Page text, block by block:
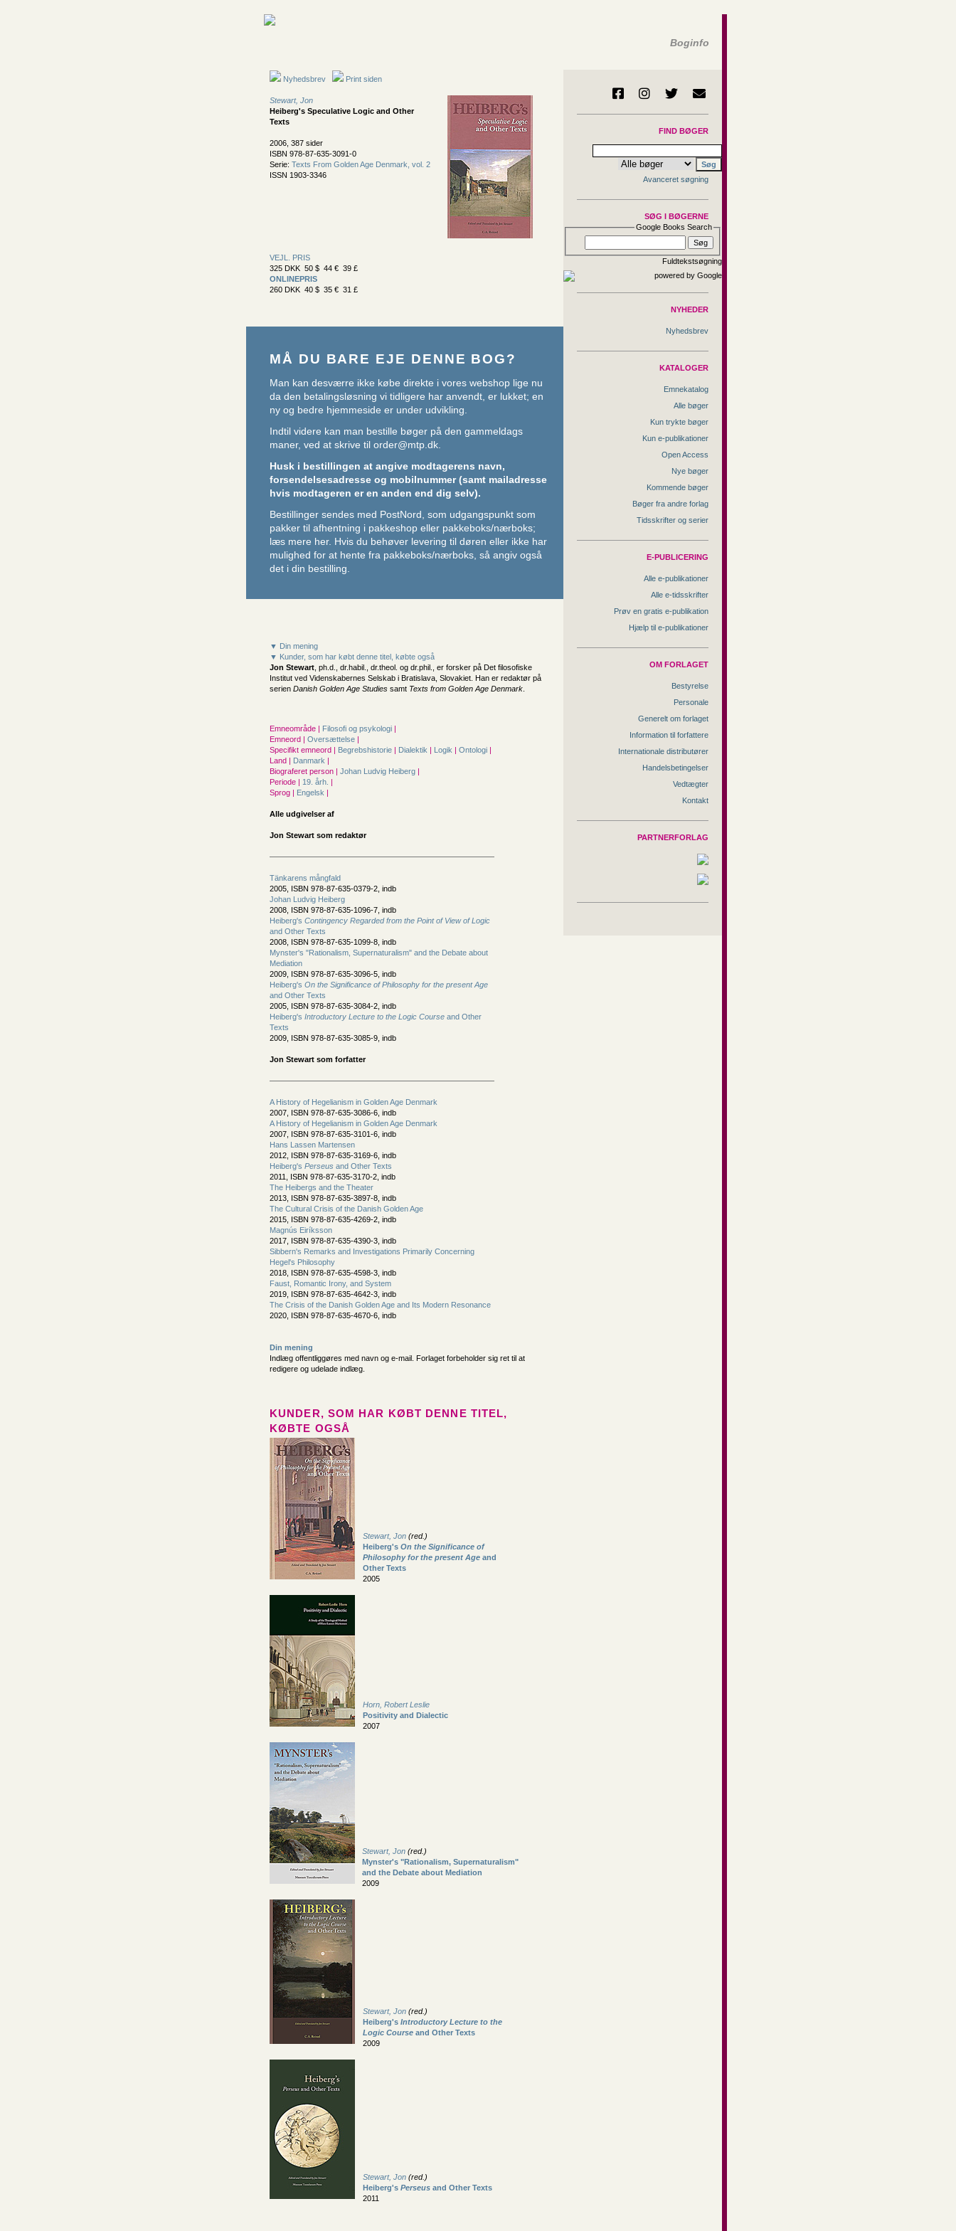
Boginfo
Nyhedsbrev Print siden
Stewart, Jon
Heiberg's Speculative Logic and Other
Texts
2006, 387 sider
ISBN 978-87-635-3091-0
Serie: Texts From Golden Age Denmark, vol. 2
ISSN 1903-3346
VEJL. PRIS
325 DKK 50 $ 44 € 39 £
ONLINEPRIS
260 DKK 40 $ 35 € 31 £
MÅ DU BARE EJE DENNE BOG?
Man kan desværre ikke købe direkte i vores webshop lige nu
da den betalingsløsning vi tidligere har anvendt, er lukket; en
ny og bedre hjemmeside er under udvikling.
Indtil videre kan man bestille bøger på den gammeldags
maner, ved at skrive til order@mtp.dk.
Husk i bestillingen at angive modtagerens navn,
forsendelsesadresse og mobilnummer (samt mailadresse
hvis modtageren er en anden end dig selv).
Bestillinger sendes med PostNord, som udgangspunkt som
pakker til afhentning i pakkeshop eller pakkeboks/nærboks;
læs mere her. Hvis du behøver levering til døren eller ikke har
mulighed for at hente fra pakkeboks/nærboks, så angiv også
det i din bestilling.
▼ Din mening
▼ Kunder, som har købt denne titel, købte også
Jon Stewart , ph.d., dr.habil., dr.theol. og dr.phil., er forsker på Det filosofiske
Institut ved Videnskabernes Selskab i Bratislava, Slovakiet. Han er redaktør på
serien Danish Golden Age Studies samt Texts from Golden Age Denmark
Emneområde | Filosofi og psykologi |
Emneord | Oversættelse |
Specifikt emneord | Begrebshistorie | Dialektik | Logik | Ontologi |
Land | Danmark |
Biograferet person | Johan Ludvig Heiberg |
Periode | 19. årh. |
Sprog | Engelsk |
Alle udgivelser af
Jon Stewart som redaktør
Tänkarens mångfald
2005, ISBN 978-87-635-0379-2, indb
Johan Ludvig Heiberg
2008, ISBN 978-87-635-1096-7, indb
Heiberg's Contingency Regarded from the Point of View of Logic
and Other Texts
2008, ISBN 978-87-635-1099-8, indb
Mynster's "Rationalism, Supernaturalism" and the Debate about
Mediation
2009, ISBN 978-87-635-3096-5, indb
Heiberg's On the Significance of Philosophy for the present Age
and Other Texts
2005, ISBN 978-87-635-3084-2, indb
Heiberg's Introductory Lecture to the Logic Course and Other
Texts
2009, ISBN 978-87-635-3085-9, indb
Jon Stewart som forfatter
A History of Hegelianism in Golden Age Denmark
2007, ISBN 978-87-635-3086-6, indb
A History of Hegelianism in Golden Age Denmark
2007, ISBN 978-87-635-3101-6, indb
Hans Lassen Martensen
2012, ISBN 978-87-635-3169-6, indb
Heiberg's Perseus and Other Texts
2011, ISBN 978-87-635-3170-2, indb
The Heibergs and the Theater
2013, ISBN 978-87-635-3897-8, indb
The Cultural Crisis of the Danish Golden Age
2015, ISBN 978-87-635-4269-2, indb
Magnús Eiríksson
2017, ISBN 978-87-635-4390-3, indb
Sibbern's Remarks and Investigations Primarily Concerning
Hegel's Philosophy
2018, ISBN 978-87-635-4598-3, indb
Faust, Romantic Irony, and System
2019, ISBN 978-87-635-4642-3, indb
The Crisis of the Danish Golden Age and Its Modern Resonance
2020, ISBN 978-87-635-4670-6, indb
Din mening
Indlæg offentliggøres med navn og e-mail. Forlaget forbeholder sig ret til at
redigere og udelade indlæg.
KUNDER, SOM HAR KØBT DENNE TITEL,
KØBTE OGSÅ
Stewart, Jon (red.)
Heiberg's On the Significance of
Philosophy for the present Age and
Other Texts
2005
Horn, Robert Leslie
Positivity and Dialectic
2007
Stewart, Jon (red.)
Mynster's "Rationalism, Supernaturalism"
and the Debate about Mediation
2009
Stewart, Jon (red.)
Heiberg's Introductory Lecture to the
Logic Course and Other Texts
2009
Stewart, Jon (red.)
Heiberg's Perseus and Other Texts
2011
FIND BØGER
Avanceret søgning
SØG I BØGERNE
Google Books Search
Fuldtekstsøgning
NYHEDER
Nyhedsbrev
KATALOGER
Emnekatalog
Alle bøger
Kun trykte bøger
Kun e-publikationer
Open Access
Nye bøger
Kommende bøger
Bøger fra andre forlag
Tidsskrifter og serier
E-PUBLICERING
Alle e-publikationer
Alle e-tidsskrifter
Prøv en gratis e-publikation
Hjælp til e-publikationer
OM FORLAGET
Bestyrelse
Personale
Generelt om forlaget
Information til forfattere
Internationale distributører
Handelsbetingelser
Vedtægter
Kontakt
PARTNERFORLAG